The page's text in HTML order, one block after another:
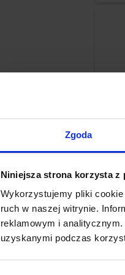
Zgoda
Niniejsza strona korzysta z
Wykorzystujemy pliki
ruch w naszej witrynie.
reklamowym i
uzyskanymi podczas